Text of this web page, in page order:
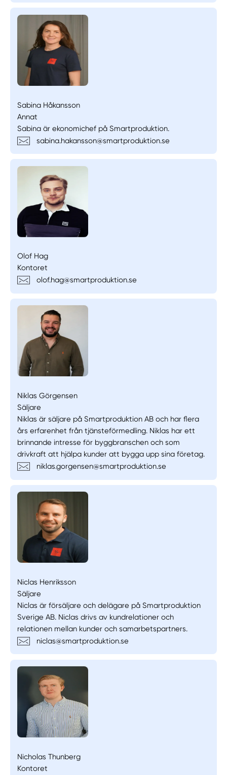
Sabina Håkansson
Annat
Sabina är ekonomichef på Smartproduktion.
sabina.hakansson@smartproduktion.se
Olof Hag
Kontoret
olof.hag@smartproduktion.se
Niklas Görgensen
Säljare
Niklas är säljare på Smartproduktion AB och har flera
års erfarenhet från tjänsteförmedling. Niklas har ett
brinnande intresse för byggbranschen och som
drivkraft att hjälpa kunder att bygga upp sina företag.
niklas.gorgensen@smartproduktion.se
Niclas Henriksson
Säljare
Niclas är försäljare och delägare på Smartproduktion
Sverige AB. Niclas drivs av kundrelationer och
relationen mellan kunder och samarbetspartners.
niclas@smartproduktion.se
Nicholas Thunberg
Kontoret